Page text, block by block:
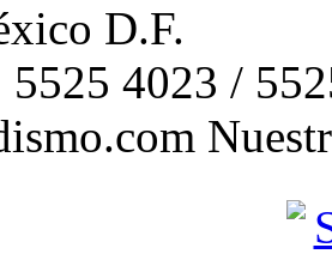
D.F.
5525 4023 /